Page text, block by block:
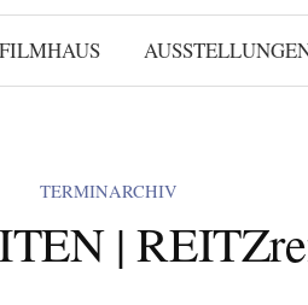
FILMHAUS
TERMINARCHIV
|